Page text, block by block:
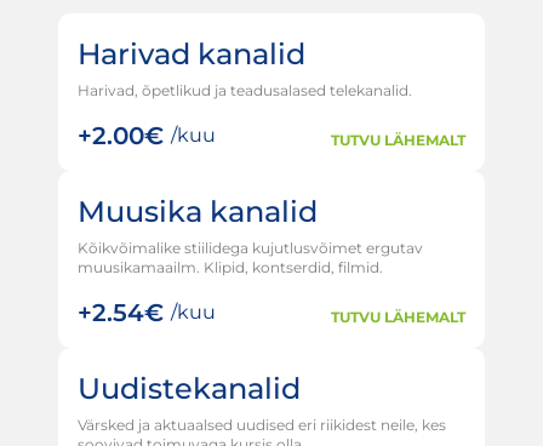
Harivad kanalid
Harivad, õpetlikud ja teadusalased telekanalid.
+2.00€ /kuu TUTVU LÄHEMALT
Muusika kanalid
Kõikvõimalike stiilidega kujutlusvõimet ergutav
muusikamaailm. Klipid, kontserdid, filmid.
+2.54€ /kuu TUTVU LÄHEMALT
Uudistekanalid
Värsked ja aktuaalsed uudised eri riikidest neile, kes